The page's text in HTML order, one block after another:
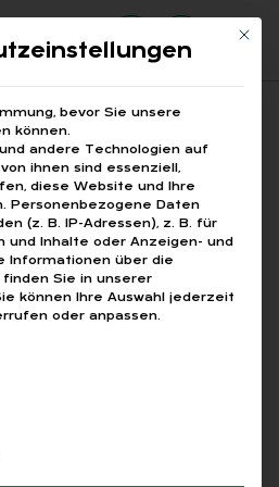
PERSONAL IN SICHT! …
Ar­beit
Mit
bevor Sie unsere
können.
andere Technologien auf
ihnen sind essenziell,
diese Website und Ihre
Personenbezogene Daten
(z. B. IP-Adressen), z. B. für
und Inhalte oder Anzeigen- und
Informationen über die
finden Sie in unserer
können Ihre Auswahl jederzeit
oder anpassen.
Service-Gruppen, für